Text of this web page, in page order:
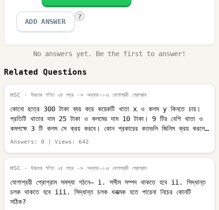
ADD ANSWER
?
No answers yet. Be the first to answer!
Related Questions
HSC - উচ্চতর গণিত ২য় পত্র -> অধ্যায়-০২ঃ যোগাশ্রয়ী প্রোগ্রাম
কোনো ছাত্র 300 টাকা ব্যয় করে কয়েকটি খাতা x ও কলম y কিনতে চায়।
প্রতিটি খাতার দাম 25 টাকা ও কলমের দাম 10 টাকা। 9 টির বেশি খাতা ও
কমপক্ষে 3 টি কলম সে ক্রয় করবে। কোন প্রকারের কতগুলি জিনিস ক্রয় করলে
সে সর্বোচ্চ সংখ্যক জিনিস ক্রয় করতে পারবে। নিচের কোনটি সঠিক?
Answers: 0 | Views: 642
HSC - উচ্চতর গণিত ২য় পত্র -> অধ্যায়-০২ঃ যোগাশ্রয়ী প্রোগ্রাম
যোগাশ্রয়ী প্রোগ্রাম সমস্যা গঠনে— i. সসীম সম্পদ থাকতে হবে ii. সিদ্ধান্ত
চলক থাকতে হবে iii. সিদ্ধান্ত চলক ধনাত্মক হতে পারেনা নিচের কোনটি
সঠিক?